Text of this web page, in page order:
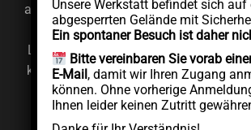
ausschließlich von der autorisierten
AddCycle GMBH durchgeführt, die
Lizenz der Marke EV Clinic agiert. EV
keine Verantwortung für die
die Preisgestaltung, die
Schäden im Zusammenhang mit
Unsere Werkstatt befindet sich auf
abgesperrten Gelände mit
Ein spontaner Besuch ist daher
Bitte vereinbaren Sie vorab
E-Mail, damit wir Ihren Zugang
können. Ohne vorherige
Ihnen leider keinen Zutritt